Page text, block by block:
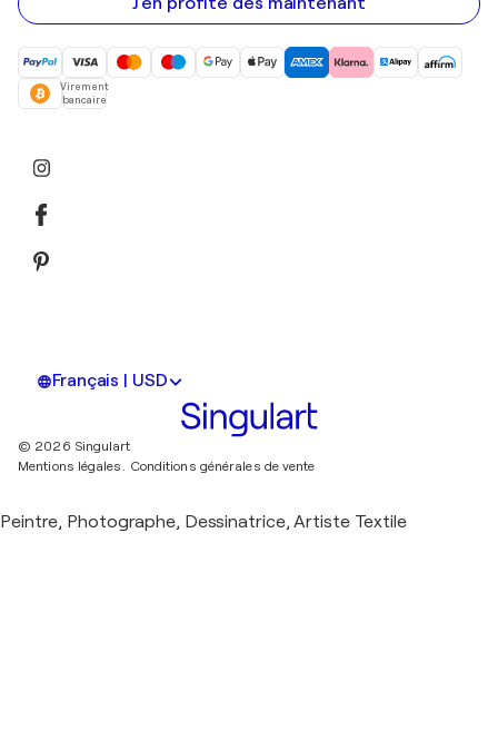
Virement
bancaire
Français | USD
© 2026 Singulart
Mentions légales. Conditions générales de vente
Peintre, Photographe, Dessinatrice, Artiste Textile